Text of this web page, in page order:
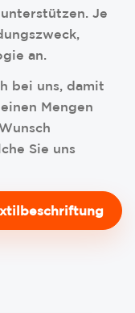
Je
an.
bei uns, damit
Mengen
Sie uns